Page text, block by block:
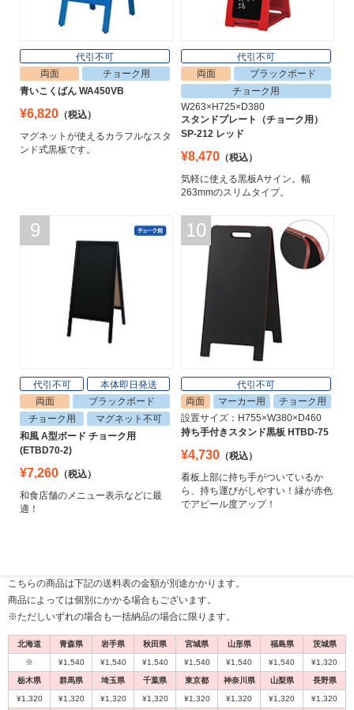
代引不可
両面
チョーク用
青いこくばん WA450VB
¥6,820 （税込）
マグネットが使えるカラフルなスタ
ンド式黒板です。
代引不可
両面
ブラックボード
チョーク用
W263×H725×D380
スタンドプレート（チョーク用）
SP-212 レッド
¥8,470 （税込）
気軽に使える黒板Aサイン。幅
263mmのスリムタイプ。
9
代引不可
本体即日発送
両面
ブラックボード
チョーク用
マグネット不可
和風 A型ボード チョーク用
(ETBD70-2)
¥7,260 （税込）
和食店舗のメニュー表示などに最
適！
10
代引不可
両面
マーカー用
チョーク用
設置サイズ：H755×W380×D460
持ち手付きスタンド黒板 HTBD-75
¥4,730 （税込）
看板上部に持ち手がついているか
ら、持ち運びがしやすい！縁が赤色
でアピール度アップ！
1 2
こちらの商品は下記の送料表の金額が別途かかります。
商品によっては個別にかかる場合もございます。
※ただしいずれの場合も一括納品の場合に限ります。
北海道 青森県 岩手県 秋田県 宮城県 山形県 福島県 茨城県
※ ¥1,540 ¥1,540 ¥1,540 ¥1,540 ¥1,540 ¥1,540 ¥1,320
栃木県 群馬県 埼玉県 千葉県 東京都 神奈川県 山梨県 長野県
¥1,320 ¥1,320 ¥1,320 ¥1,320 ¥1,320 ¥1,320 ¥1,320 ¥1,320